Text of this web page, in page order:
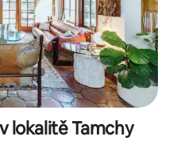
lokalitě Tamchy